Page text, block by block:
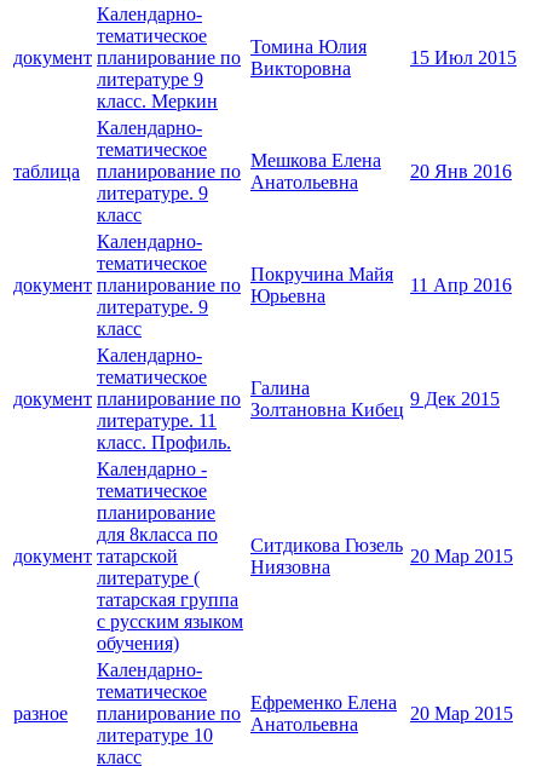
документ
Календарно-
тематическое
планирование по
литературе 9
класс. Меркин
Томина Юлия
Викторовна
15 Июл 2015
таблица
Календарно-
тематическое
планирование по
литературе. 9
класс
Мешкова Елена
Анатольевна
20 Янв 2016
документ
Календарно-
тематическое
планирование по
литературе. 9
класс
Покручина Майя
Юрьевна
11 Апр 2016
документ
Календарно-
тематическое
планирование по
литературе. 11
класс. Профиль.
Галина
Золтановна Кибец
9 Дек 2015
документ
Календарно -
тематическое
планирование
для 8класса по
татарской
литературе (
татарская группа
с русским языком
обучения)
Ситдикова Гюзель
Ниязовна
20 Мар 2015
разное
Календарно-
тематическое
планирование по
литературе 10
класс
Ефременко Елена
Анатольевна
20 Мар 2015